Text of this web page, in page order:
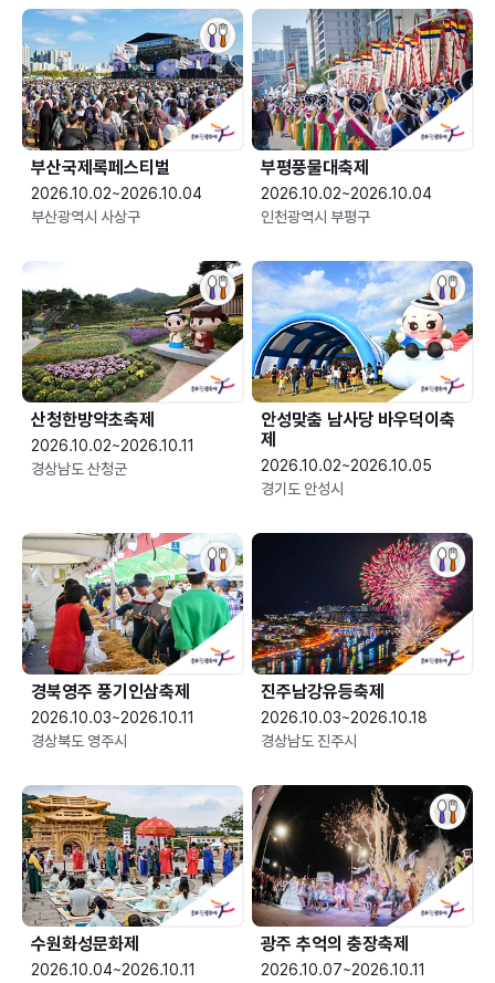
부산국제록페스티벌
2026.10.02~2026.10.04
부산광역시 사상구
부평풍물대축제
2026.10.02~2026.10.04
인천광역시 부평구
산청한방약초축제
2026.10.02~2026.10.11
경상남도 산청군
안성맞춤 남사당 바우덕이축
제
2026.10.02~2026.10.05
경기도 안성시
경북영주 풍기인삼축제
2026.10.03~2026.10.11
경상북도 영주시
진주남강유등축제
2026.10.03~2026.10.18
경상남도 진주시
수원화성문화제
2026.10.04~2026.10.11
광주 추억의 충장축제
2026.10.07~2026.10.11